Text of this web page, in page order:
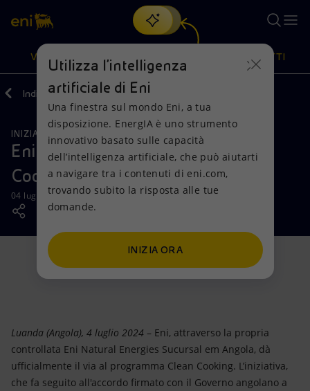
Cerca
scopri EnergIA, la nostra nuova soluzione di intelligenza
artificiale.
VISIONE
Visione
Mission e valori
Persone e Partnership
Net Zero
Modello satellitare
Innovazione
Scenari energetici
Azioni
Diversificazione energetica
Tecnologie per la transizione
Collaborazioni per l'innovazione
Attività nel mondo
PRODOTTI
Prodotti
Casa
Imprese
Mobilità
Indietro Media News
INIZIATIVE PER I TERRITORI
Eni lancia il programma Clean
Cooking in Angola
04 luglio 2024 - 13:10 CEST
Luanda (Angola), 4 luglio 2024 – Eni, attraverso la propria
controllata Eni Natural Energies Sucursal em Angola, dà
ufficialmente il via al programma Clean Cooking. L’iniziativa,
che fa seguito all'accordo firmato con il Governo angolano a
Utilizza l'intelligenza
artificiale di Eni
Una finestra sul mondo Eni, a tua
disposizione. EnergIA è uno strumento
innovativo basato sulle capacità
dell’intelligenza artificiale, che può aiutarti
a navigare tra i contenuti di eni.com,
trovando subito la risposta alle tue
domande.
INIZIA ORA